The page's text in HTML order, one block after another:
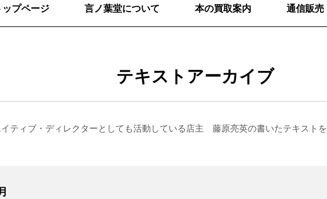
ップページ 言ノ葉堂について 本の買取案内 通信販売
テキストアーカイブ
イティブ・ディレクターとしても活動している店主 藤原亮英の書いたテキスト